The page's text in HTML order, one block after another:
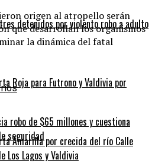
origen al atropello serán
que desarrollan los organismos
la dinámica del fatal
robo de $65 millones y cuestiona
seguridad
detenidos por violento robo a adulto
Roja para Futrono y Valdivia por
Amarilla por crecida del río Calle
Los Lagos y Valdivia